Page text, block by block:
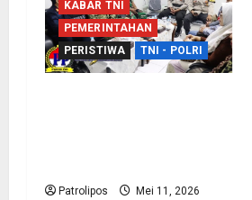
KABAR TNI
PEMERINTAHAN
PERISTIWA
TNI - POLRI
Patrolipos
Mei 11, 2026